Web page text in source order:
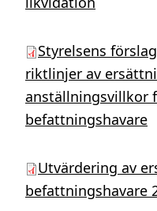
Styrelsens
riktlinjer av
anställningsvillkor
befattningshavare
Utvärdering av
befattningshavare